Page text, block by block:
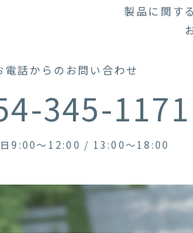
製品に関す
電話からのお問い合わせ
345-1171
日9:00～12:00 / 13:00～18:00